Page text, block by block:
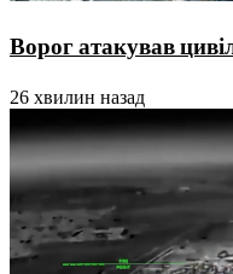
Ворог атакував
26 хвилин назад